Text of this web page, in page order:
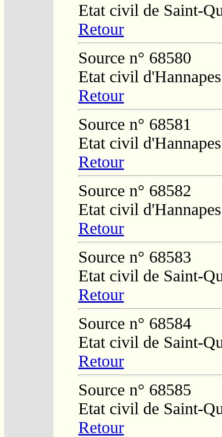
Etat civil de Saint-
Retour
Source n° 68580
Etat civil d'Hannapes
Retour
Source n° 68581
Etat civil d'Hannapes
Retour
Source n° 68582
Etat civil d'Hannapes
Retour
Source n° 68583
Etat civil de Saint-
Retour
Source n° 68584
Etat civil de Saint-
Retour
Source n° 68585
Etat civil de Saint-
Retour